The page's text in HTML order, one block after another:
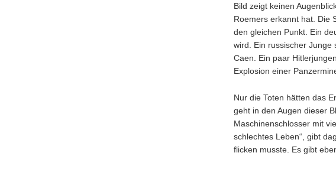
Bild zeigt keinen
Roemers erkannt hat. Die
den gleichen Punkt. Ein
wird. Ein russischer Junge
Caen. Ein paar
Explosion einer
Nur die Toten hätten das
geht in den Augen dieser
Maschinenschlosser mit
schlechtes Leben“, gibt
flicken musste. Es gibt